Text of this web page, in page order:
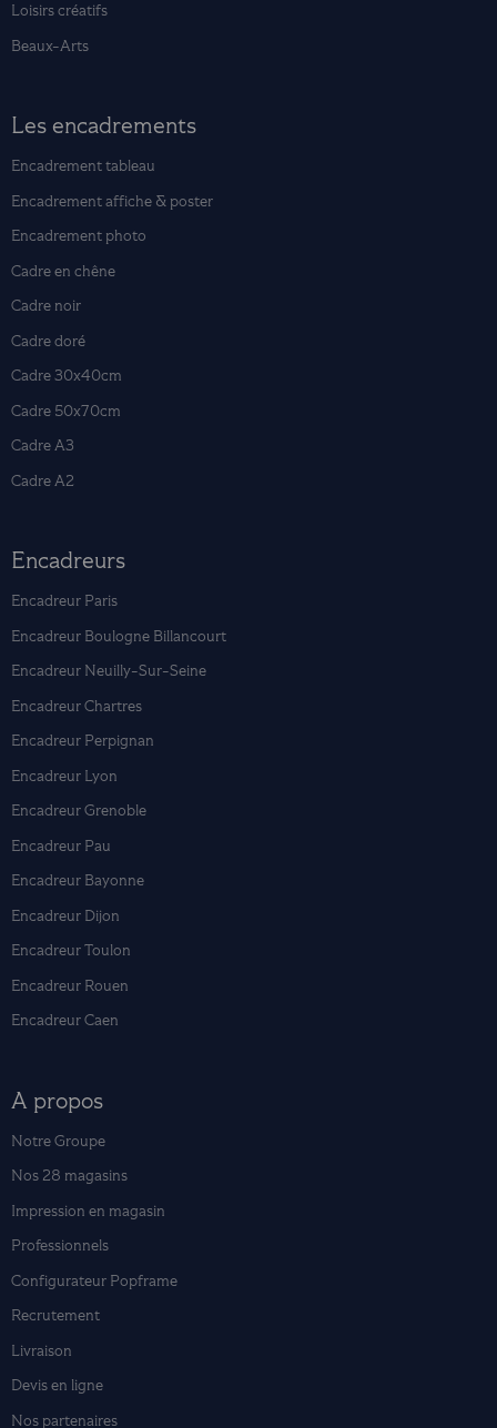
Loisirs créatifs
Beaux-Arts
Les encadrements
Encadrement tableau
Encadrement affiche & poster
Encadrement photo
Cadre en chêne
Cadre noir
Cadre doré
Cadre 30x40cm
Cadre 50x70cm
Cadre A3
Cadre A2
Encadreurs
Encadreur Paris
Encadreur Boulogne Billancourt
Encadreur Neuilly-Sur-Seine
Encadreur Chartres
Encadreur Perpignan
Encadreur Lyon
Encadreur Grenoble
Encadreur Pau
Encadreur Bayonne
Encadreur Dijon
Encadreur Toulon
Encadreur Rouen
Encadreur Caen
A propos
Notre Groupe
Nos 28 magasins
Impression en magasin
Professionnels
Configurateur Popframe
Recrutement
Livraison
Devis en ligne
Nos partenaires